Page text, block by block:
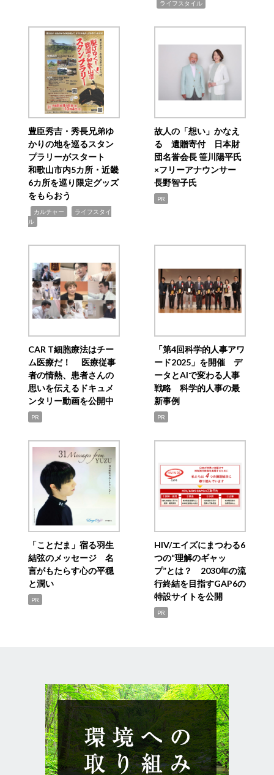
ライフスタイル
豊臣秀吉・秀長兄弟ゆ
かりの地を巡るスタン
プラリーがスタート
和歌山市内5カ所・近畿
6カ所を巡り限定グッズ
をもらおう
カルチャー
ライフスタイ
ル
故人の「想い」かなえ
る 遺贈寄付 日本財
団名誉会長 笹川陽平氏
×フリーアナウンサー
長野智子氏
PR
CAR T細胞療法はチー
ム医療だ！ 医療従事
者の情熱、患者さんの
思いを伝えるドキュメ
ンタリー動画を公開中
PR
「第4回科学的人事アワ
ード2025」を開催 デ
ータとAIで変わる人事
戦略 科学的人事の最
新事例
PR
「ことだま」宿る羽生
結弦のメッセージ 名
言がもたらす心の平穏
と潤い
PR
HIV/エイズにまつわる6
つの“理解のギャッ
プ”とは？ 2030年の流
行終結を目指すGAP6の
特設サイトを公開
PR